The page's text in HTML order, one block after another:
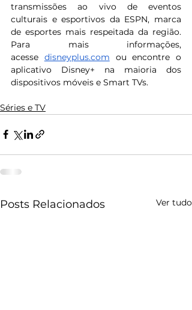
transmissões ao vivo de eventos
culturais e esportivos da ESPN, marca
de esportes mais respeitada da região.
Para mais informações,
acesse disneyplus.com ou encontre o
aplicativo Disney+ na maioria dos
dispositivos móveis e Smart TVs.
Séries e TV
Posts Relacionados Ver tudo